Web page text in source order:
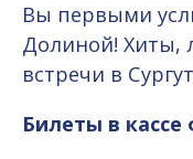
Вы первыми
Долиной! Хиты,
встречи в
Билеты в